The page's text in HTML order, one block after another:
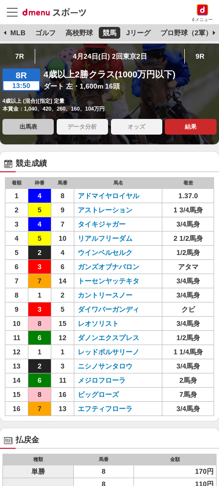
dメニュー
MLB ゴルフ 高校野球 競馬 Jリーグ プロ野球（2軍）
7R 4月24日(日) 2回東京2日 9R
8R
13:50
4歳以上2勝クラス(1000万円以下)
ダート 左・1,600m 16頭
4歳以上 (混合)[指定] 定量
本賞金：1,040、420、260、160、104万円
出馬表 データ分析 オッズ 結果
競走成績
着順 枠番 馬番 馬名 着差
1 4 8 アドマイヤロイヤル
1.37.0
2
5 9 アストレーション
1 3/4馬身
3
4 7 タイキジャガー
3/4馬身
4
5 10 リアルフリーダム
2 1/2馬身
5
2 4 ウインベルセルク
1/2馬身
6
3 6 ガンズオブナバロン
アタマ
7
7 14 トーセンヤッテキタ
3/4馬身
8
1 2 カントリースノー
3/4馬身
9
3 5 ダイワバーガンディ
クビ
10
8 15 レオソリスト
3/4馬身
11
6 12 ダノンエクスプレス
1/2馬身
12
1 1 レッドボルサリーノ
1 1/4馬身
13
2 3 ニシノサンタロウ
3/4馬身
14
6 11 メジロフローラ
2馬身
15
8 16 ビッグローズ
7馬身
16
7 13 エフティフローラ 3/4馬身
払戻金
種類 馬番 金額
単勝 8 170円
8
110円